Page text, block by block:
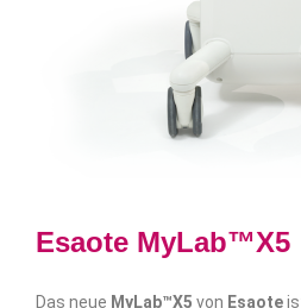
Esaote MyLab™X5
Das neue MyLab™X5 von Esaote